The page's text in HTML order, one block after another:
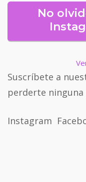
No
Suscríbete a
perderte
Instagram